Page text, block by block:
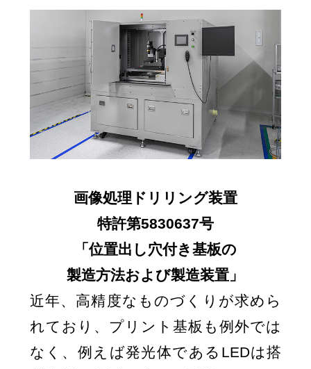
画像処理ドリリング装置
特許第5830637号
「位置出し穴付き基板の
製造方法および製造装置」
近年、高精度なものづくりが求めら
れており、プリント基板も例外では
なく、例えば発光体であるLEDは搭